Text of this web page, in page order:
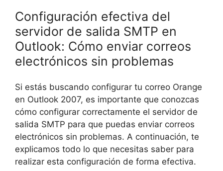
Configuración efectiva del
servidor de salida SMTP en
Outlook: Cómo enviar correos
electrónicos sin problemas
Si estás buscando configurar tu correo Orange
en Outlook 2007, es importante que conozcas
cómo configurar correctamente el servidor de
salida SMTP para que puedas enviar correos
electrónicos sin problemas. A continuación, te
explicamos todo lo que necesitas saber para
realizar esta configuración de forma efectiva.